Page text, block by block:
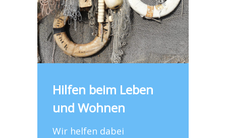
Hilfen beim Leben
und Wohnen
Wir helfen dabei